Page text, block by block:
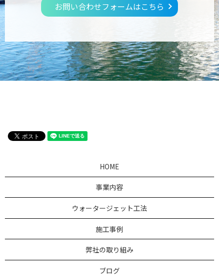
お問い合わせフォームはこちら
HOME
事業内容
ウォータージェット工法
施工事例
弊社の取り組み
ブログ